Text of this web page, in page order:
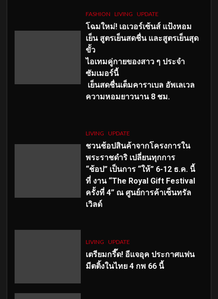
FASHION LIVING UPDATE
โฉมใหม่! เอเวอร์เซ้นส์ แป้งหอม
เย็น สูตรเย็นสดชื่น และสูตรเย็นสุด
ขั้ว
ไอเทมคู่กายของสาว ๆ ประจำ
ซัมเมอร์นี้
เย็นสดชื่นเต็มคาราเบล อัพเลเวล
ความหอมยาวนาน 8 ชม.
LIVING UPDATE
ชวนช้อปสินค้าจากโครงการใน
พระราชดำริ เปลี่ยนทุกการ
“ช้อป” เป็นการ “ให้” 6-12 ธ.ค. นี้
ที่ งาน “The Royal Gift Festival
ครั้งที่ 4” ณ ศูนย์การค้าเซ็นทรัล
เวิลด์
LIVING UPDATE
เตรียมกรี๊ด! อีแจอุค ประกาศแฟน
มีตติ้งในไทย 4 กพ 66 นี้